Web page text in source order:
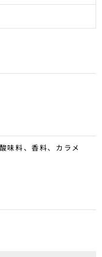
味料、香料、カラメ